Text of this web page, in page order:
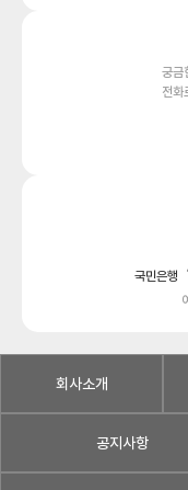
궁금
전화
국민은행
회사소개
공지사항